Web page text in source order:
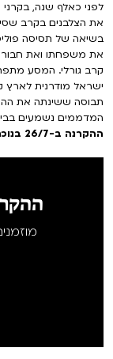
לפני כאלף שנה,
בשיאה של תסיסה
את משפחתו ואת
קרב גורלי. המסע
ישראל מודרנית לארץ
תבוסה ששינתה את
המדממים נשמעים
ההקרנה ב-26/7 בנוכחות יוצרי וגיבורי הסרט